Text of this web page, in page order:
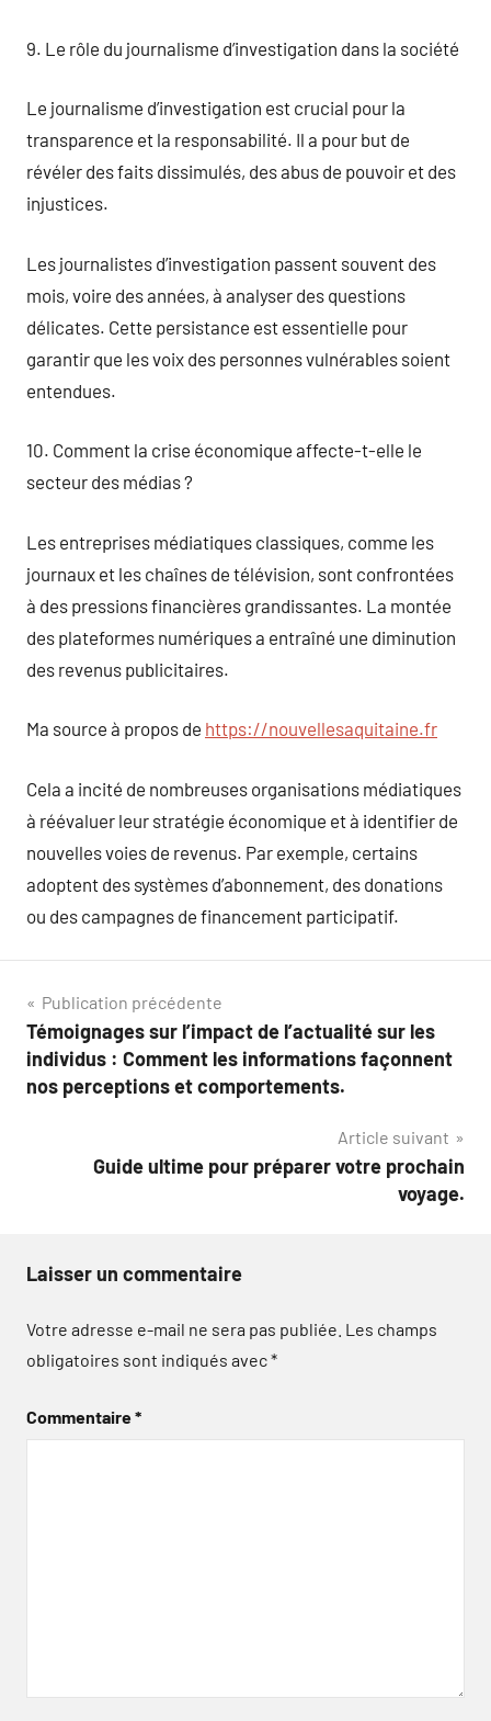
9. Le rôle du journalisme d’investigation dans la société
Le journalisme d’investigation est crucial pour la
transparence et la responsabilité. Il a pour but de
révéler des faits dissimulés, des abus de pouvoir et des
injustices.
Les journalistes d’investigation passent souvent des
mois, voire des années, à analyser des questions
délicates. Cette persistance est essentielle pour
garantir que les voix des personnes vulnérables soient
entendues.
10. Comment la crise économique affecte-t-elle le
secteur des médias ?
Les entreprises médiatiques classiques, comme les
journaux et les chaînes de télévision, sont confrontées
à des pressions financières grandissantes. La montée
des plateformes numériques a entraîné une diminution
des revenus publicitaires.
Ma source à propos de https://nouvellesaquitaine.fr
Cela a incité de nombreuses organisations médiatiques
à réévaluer leur stratégie économique et à identifier de
nouvelles voies de revenus. Par exemple, certains
adoptent des systèmes d’abonnement, des donations
ou des campagnes de financement participatif.
Navigation
de
l’article
Publication précédente
Témoignages sur l’impact de l’actualité sur les
individus : Comment les informations façonnent
nos perceptions et comportements.
Article suivant
Guide ultime pour préparer votre prochain
voyage.
Laisser un commentaire
Votre adresse e-mail ne sera pas publiée. Les champs
obligatoires sont indiqués avec*
Commentaire*